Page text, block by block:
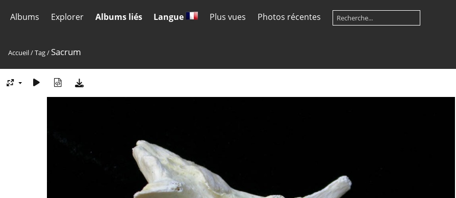
Albums Explorer Albums liés Langue Plus vues Photos récentes
Accueil/Tag/ Sacrum